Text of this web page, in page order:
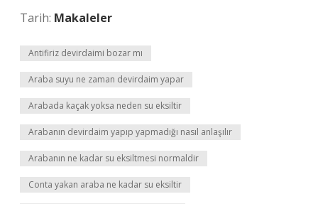
Tarih: Makaleler
Antifiriz devirdaimi bozar mı
Araba suyu ne zaman devirdaim yapar
Arabada kaçak yoksa neden su eksiltir
Arabanın devirdaim yapıp yapmadığı nasıl anlaşılır
Arabanın ne kadar su eksiltmesi normaldir
Conta yakan araba ne kadar su eksiltir